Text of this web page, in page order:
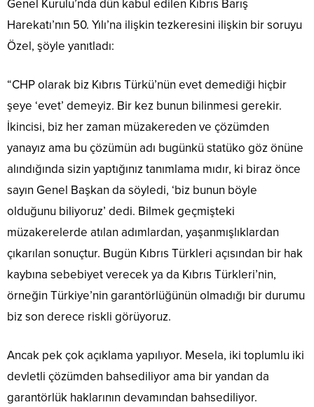
Genel Kurulu’nda dün kabul edilen Kıbrıs Barış
Harekatı’nın 50. Yılı’na ilişkin tezkeresini ilişkin bir soruyu
Özel, şöyle yanıtladı:
“CHP olarak biz Kıbrıs Türkü’nün evet demediği hiçbir
şeye ‘evet’ demeyiz. Bir kez bunun bilinmesi gerekir.
İkincisi, biz her zaman müzakereden ve çözümden
yanayız ama bu çözümün adı bugünkü statüko göz önüne
alındığında sizin yaptığınız tanımlama mıdır, ki biraz önce
sayın Genel Başkan da söyledi, ‘biz bunun böyle
olduğunu biliyoruz’ dedi. Bilmek geçmişteki
müzakerelerde atılan adımlardan, yaşanmışlıklardan
çıkarılan sonuçtur. Bugün Kıbrıs Türkleri açısından bir hak
kaybına sebebiyet verecek ya da Kıbrıs Türkleri’nin,
örneğin Türkiye’nin garantörlüğünün olmadığı bir durumu
biz son derece riskli görüyoruz.
Ancak pek çok açıklama yapılıyor. Mesela, iki toplumlu iki
devletli çözümden bahsediliyor ama bir yandan da
garantörlük haklarının devamından bahsediliyor.